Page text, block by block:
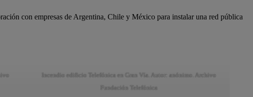
con empresas de Argentina, Chile y México para instalar una red pública
Incendio edificio Telefónica en Gran Vía. Autor: anónimo. Archivo
Fundación Telefónica